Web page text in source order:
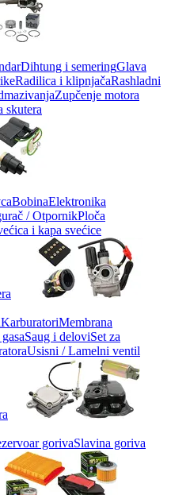
Dihtung i semeringGlava
Radilica i klipnjačaRashladni
Zupčenje motora
skutera
BobinaElektronika
/ OtpornikPloča
i kapa svećice
KarburatoriMembrana
Saug i deloviSet za
Usisni / Lamelni ventil
gorivaSlavina goriva